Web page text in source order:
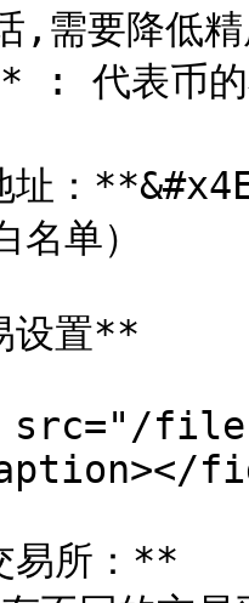
,需要降低
表币的小
名单）
设置**
files/
所：**